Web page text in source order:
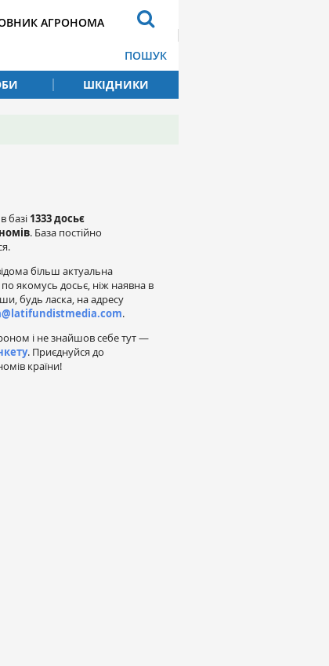
АГРОНОМА
ПОШУК
ШКІДНИКИ
базі 1333 досьє
. База постійно
більш актуальна
якомусь досьє, ніж наявна в
будь ласка, на адресу
.
і не знайшов себе тут —
. Приєднуйся до
країни!